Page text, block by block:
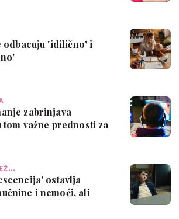
odbacuju 'idilično' i
zabrinjava
važne prednosti za
ostavlja
i nemoći, ali